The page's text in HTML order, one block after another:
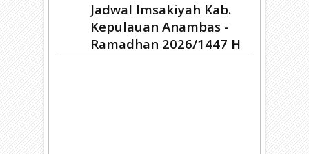
Jadwal Imsakiyah Kab.
Kepulauan Anambas -
Ramadhan 2026/1447 H